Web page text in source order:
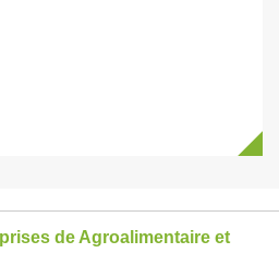
de Agroalimentaire et